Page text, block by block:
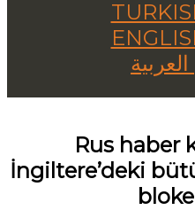
العربية
Rus haber
İngiltere’deki